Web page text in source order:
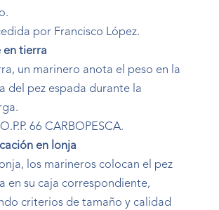
por Francisco López.
en tierra
un marinero anota el peso en la
del pez espada durante la
66 CARBOPESCA.
en lonja
los marineros colocan el pez
en su caja correspondiente,
criterios de tamaño y calidad